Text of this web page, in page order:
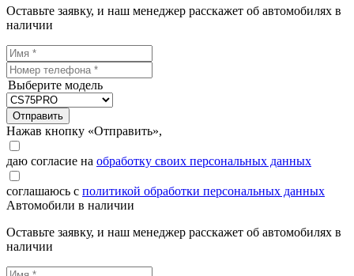
Оставьте заявку, и наш менеджер расскажет об автомобилях в
наличии
Выберите модель
Отправить
Нажав кнопку «Отправить»,
даю согласие на обработку своих персональных данных
соглашаюсь с политикой обработки персональных данных
Автомобили в наличии
Оставьте заявку, и наш менеджер расскажет об автомобилях в
наличии